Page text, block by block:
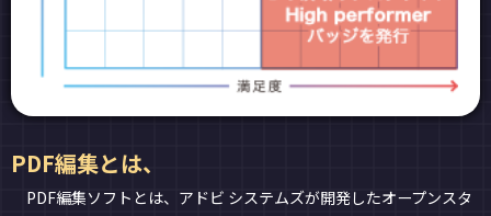
PDF編集とは、
PDF編集ソフトとは、アドビ システムズが開発したオープンスタ